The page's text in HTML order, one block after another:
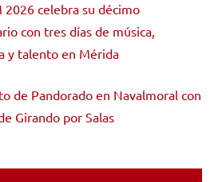
2026 celebra su décimo
con tres días de música,
y talento en Mérida
de Pandorado en Navalmoral con
Girando por Salas